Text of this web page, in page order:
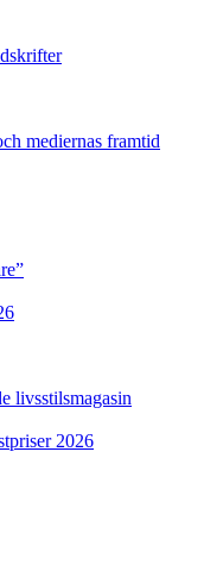
mediernas framtid
livsstilsmagasin
2026